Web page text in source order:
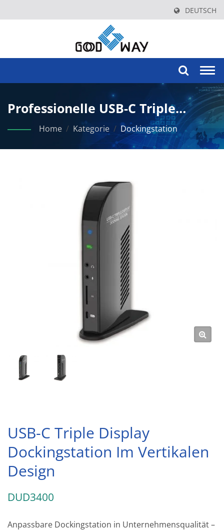
DEUTSCH
Professionelle USB-C Triple
Display Dockingstation Mit
Vertikalem Design.
Home / Kategorie / Dockingstation
USB-C Triple Display
Dockingstation Im Vertikalen
Design
DUD3400
Anpassbare Dockingstation in Unternehmensqualität –